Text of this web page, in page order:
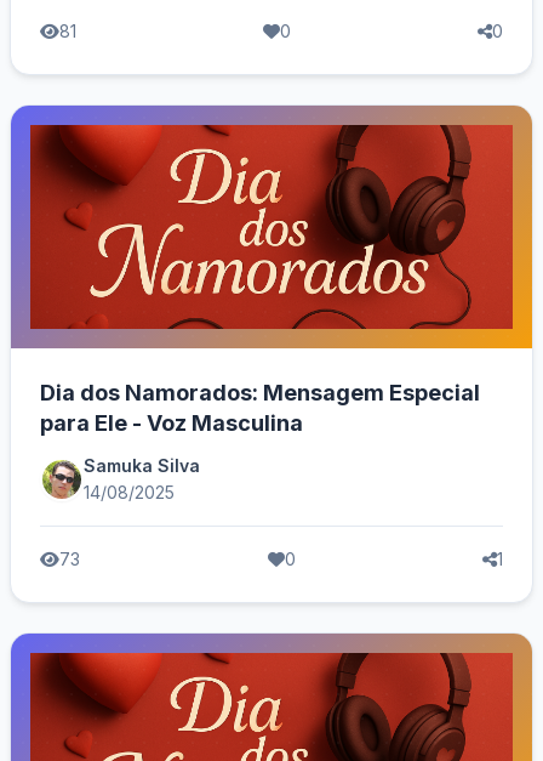
81 0 0
Dia dos Namorados: Mensagem Especial
para Ele - Voz Masculina
Samuka Silva
14/08/2025
73 0 1